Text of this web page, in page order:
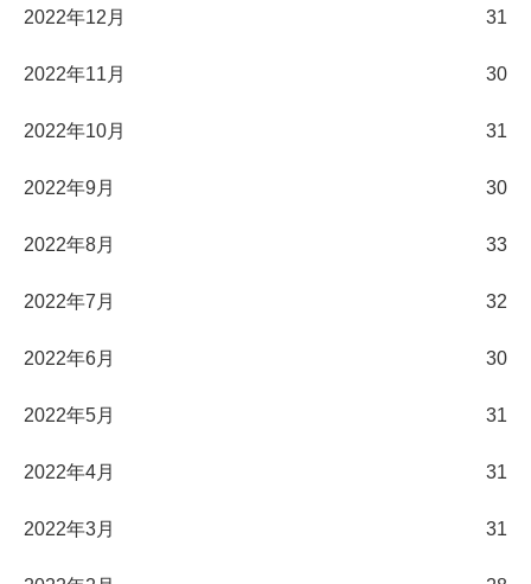
2022年12月 31
2022年11月 30
2022年10月 31
2022年9月 30
2022年8月 33
2022年7月 32
2022年6月 30
2022年5月 31
2022年4月 31
2022年3月 31